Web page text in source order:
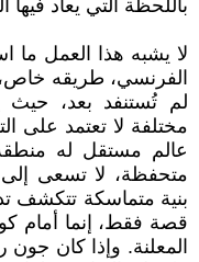
باللحظة التي يعاد فيها
لا يشبه هذا العمل ما
الفرنسي، طريقه
لم تُستنفد بعد، حيث
مختلفة لا تعتمد على
عالم مستقل له منطقه
متحفظة، لا تسعى إلى
بنية متماسكة تتكشف
قصة فقط، إنما أمام
المعلنة. وإذا كان جون